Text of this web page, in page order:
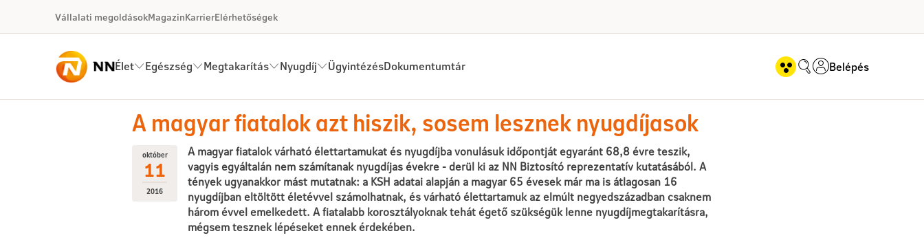
Ugrás a fő tartalomhoz
Vállalati megoldásokMagazinKarrierElérhetőségek
Élet Egészség Megtakarítás Nyugdíj ÜgyintézésDokumentumtár Belépés
16-10-11 A magyar fiatalok azt hiszik, sosem lesznek nyugdíjasok
A magyar fiatalok azt hiszik, sosem lesznek nyugdíjasok
október
11
2016
A magyar fiatalok várható élettartamukat és nyugdíjba vonulásuk időpontját egyaránt 68,8 évre teszik,
vagyis egyáltalán nem számítanak nyugdíjas évekre - derül ki az NN Biztosító reprezentatív kutatásából. A
tények ugyanakkor mást mutatnak: a KSH adatai alapján a magyar 65 évesek már ma is átlagosan 16
nyugdíjban eltöltött életévvel számolhatnak, és várható élettartamuk az elmúlt negyedszázadban csaknem
három évvel emelkedett. A fiatalabb korosztályoknak tehát égető szükségük lenne nyugdíjmegtakarításra,
mégsem tesznek lépéseket ennek érdekében.